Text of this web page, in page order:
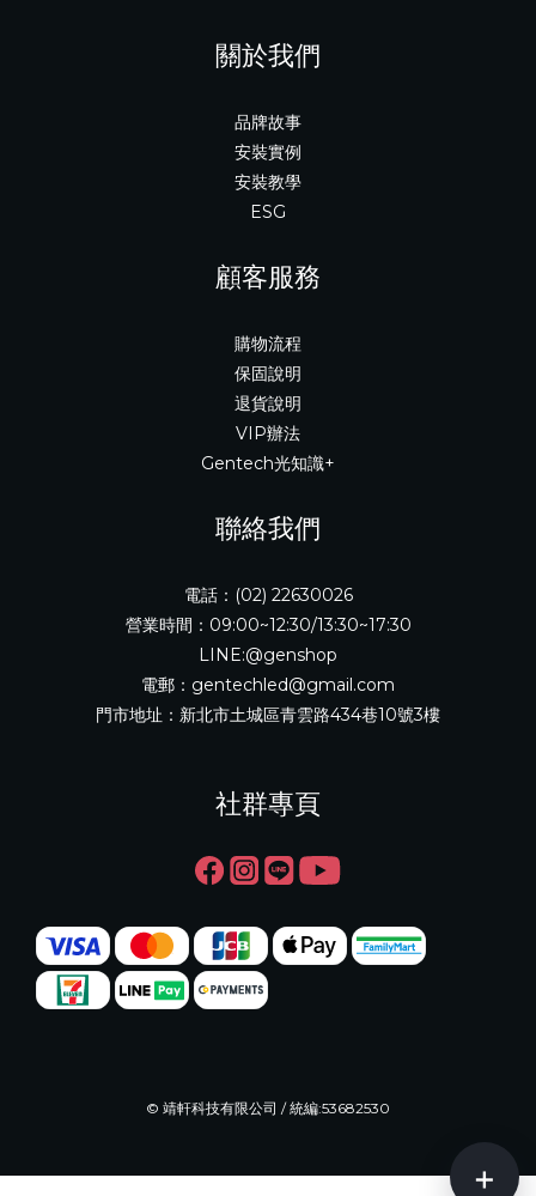
關於我們
品牌故事
安裝實例
安裝教學
ESG
顧客服務
購物流程
保固說明
退貨說明
VIP辦法
Gentech光知識+
聯絡我們
電話：(02) 22630026
營業時間：09:00~12:30/13:30~17:30
LINE:@genshop
電郵：gentechled@gmail.com
門市地址：新北市土城區青雲路434巷10號3樓
社群專頁
© 靖軒科技有限公司 / 統編:53682530
+